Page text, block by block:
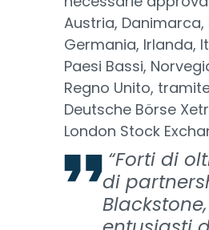
Austria, Danimarca,
Germania, Irlanda,
Paesi Bassi,
Regno Unito,
Deutsche Börse
London Stock
“Forti di
di